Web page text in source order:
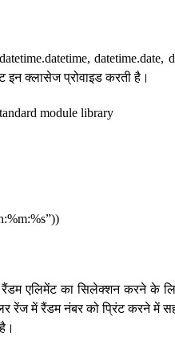
datetime.date,
इन क्लासेज प्रोवाइड करती है।
module library
एलिमेंट का सिलेक्शन करने के
रेंज में रैंडम नंबर को प्रिंट करने में